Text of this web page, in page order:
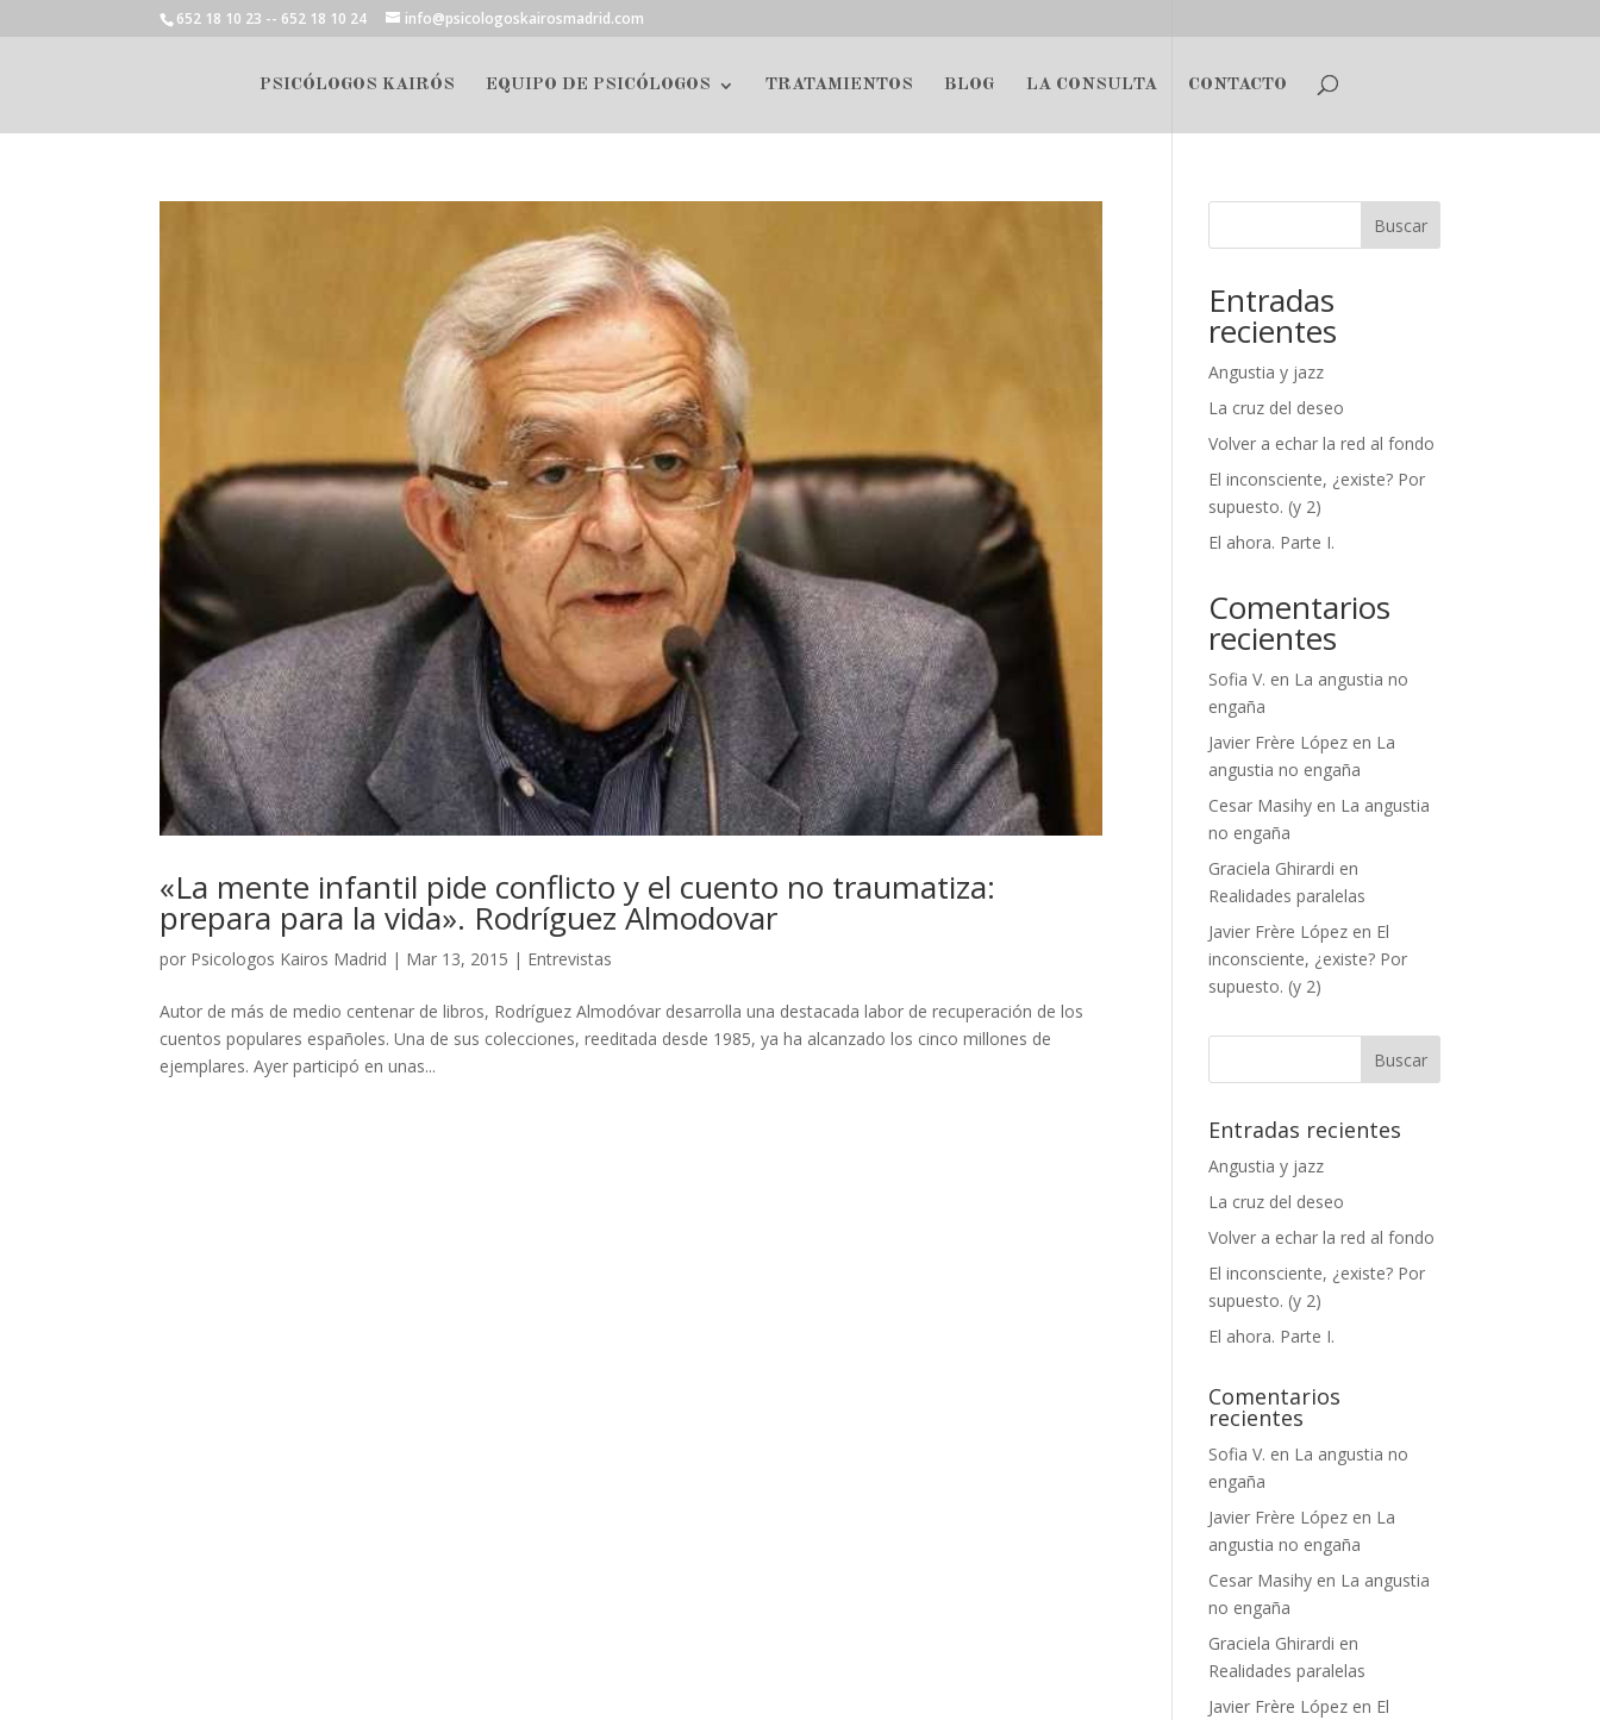
652 18 10 23 -- 652 18 10 24 info@psicologoskairosmadrid.com
PSICÓLOGOS KAIRÓS EQUIPO DE PSICÓLOGOS TRATAMIENTOS BLOG LA CONSULTA CONTACTO
«La mente infantil pide conflicto y el cuento no traumatiza:
prepara para la vida». Rodríguez Almodovar
por Psicologos Kairos Madrid | Mar 13, 2015 | Entrevistas
Autor de más de medio centenar de libros, Rodríguez Almodóvar desarrolla una destacada labor de recuperación de los
cuentos populares españoles. Una de sus colecciones, reeditada desde 1985, ya ha alcanzado los cinco millones de
ejemplares. Ayer participó en unas...
Buscar
Entradas
recientes
Angustia y jazz
La cruz del deseo
Volver a echar la red al fondo
El inconsciente, ¿existe? Por
supuesto. (y 2)
El ahora. Parte I.
Comentarios
recientes
Sofia V. en La angustia no
engaña
Javier Frère López en La
angustia no engaña
Cesar Masihy en La angustia
no engaña
Graciela Ghirardi en
Realidades paralelas
Javier Frère López en El
inconsciente, ¿existe? Por
supuesto. (y 2)
Entradas recientes
Angustia y jazz
La cruz del deseo
Volver a echar la red al fondo
El inconsciente, ¿existe? Por
supuesto. (y 2)
El ahora. Parte I.
Comentarios
recientes
Sofia V. en La angustia no
engaña
Javier Frère López en La
angustia no engaña
Cesar Masihy en La angustia
no engaña
Graciela Ghirardi en
Realidades paralelas
Javier Frère López en El